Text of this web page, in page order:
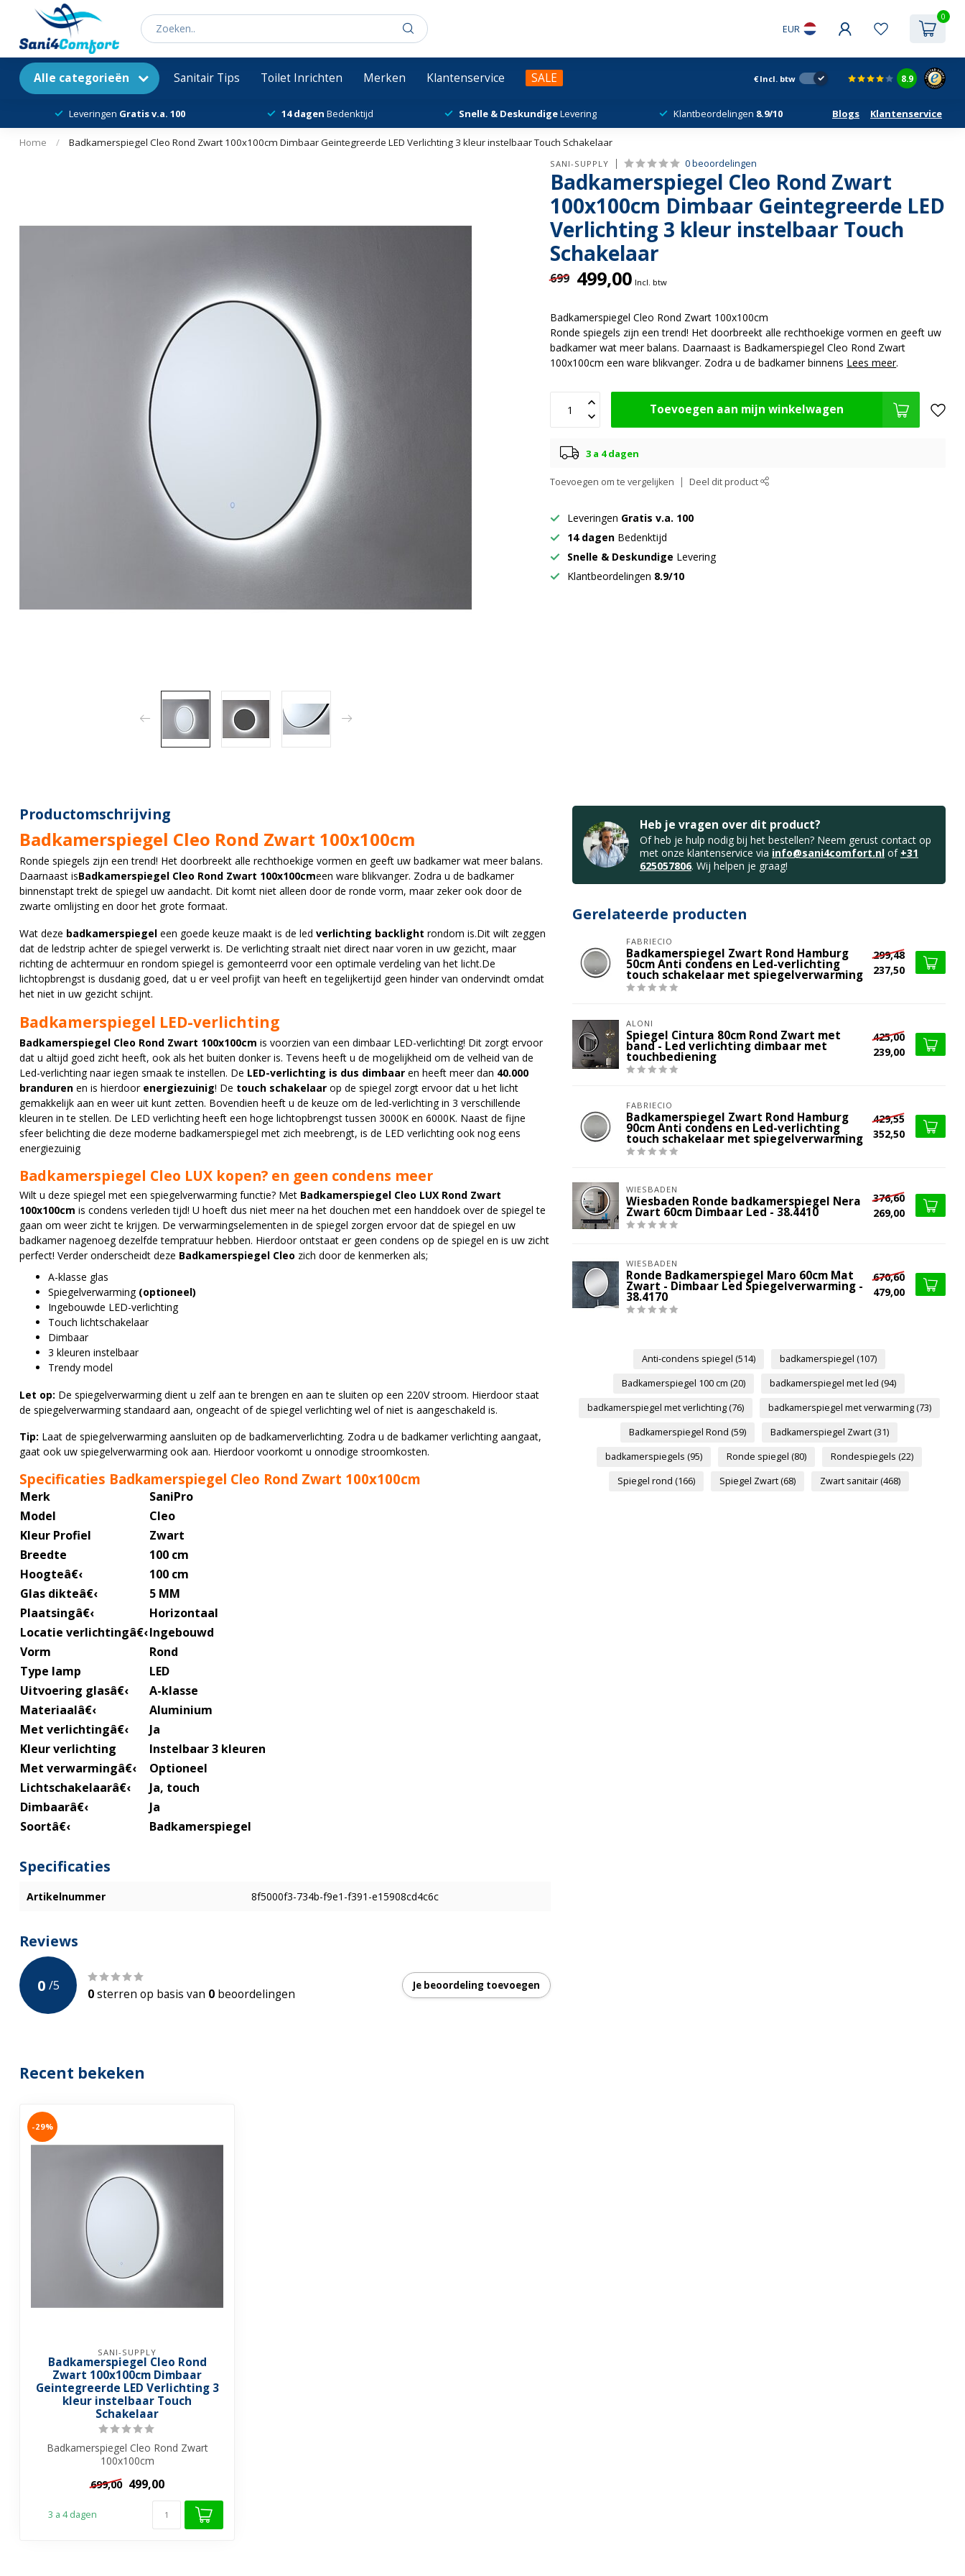
EUR
0
Alle categorieën Sanitair Tips Toilet Inrichten Merken Klantenservice SALE € Incl. btw 8.9
Leveringen Gratis v.a. 100 14 dagen Bedenktijd Snelle & DeskundigeLevering Klantbeordelingen 8.9/10 Blogs Klantenservice
Home / Badkamerspiegel Cleo Rond Zwart 100x100cm Dimbaar Geintegreerde LED Verlichting 3 kleur instelbaar Touch Schakelaar
SANI-SUPPLY 0 beoordelingen
Badkamerspiegel Cleo Rond Zwart
100x100cm Dimbaar Geintegreerde LED
Verlichting 3 kleur instelbaar Touch
Schakelaar
699 499,00 Incl. btw
Badkamerspiegel Cleo Rond Zwart 100x100cm
Ronde spiegels zijn een trend! Het doorbreekt alle rechthoekige vormen en geeft uw
badkamer wat meer balans. Daarnaast is Badkamerspiegel Cleo Rond Zwart
100x100cm een ware blikvanger. Zodra u de badkamer binnens Lees meer.
Toevoegen aan mijn winkelwagen
3 a 4 dagen
Toevoegen om te vergelijken Deel dit product
Leveringen Gratis v.a. 100
14 dagen Bedenktijd
Snelle & Deskundige Levering
Klantbeordelingen 8.9/10
Productomschrijving
Badkamerspiegel Cleo Rond Zwart 100x100cm
Ronde spiegels zijn een trend! Het doorbreekt alle rechthoekige vormen en geeft uw badkamer wat meer balans.
Daarnaast isBadkamerspiegel Cleo Rond Zwart 100x100cmeen ware blikvanger. Zodra u de badkamer
binnenstapt trekt de spiegel uw aandacht. Dit komt niet alleen door de ronde vorm, maar zeker ook door de
zwarte omlijsting en door het grote formaat.
Wat deze badkamerspiegel een goede keuze maakt is de led verlichting backlight rondom is.Dit wilt zeggen
dat de ledstrip achter de spiegel verwerkt is. De verlichting straalt niet direct naar voren in uw gezicht, maar
richting de achtermuur en rondom spiegel is gemonteerrd voor een optimale verdeling van het licht.De
lichtopbrengst is dusdanig goed, dat u er veel profijt van heeft en tegelijkertijd geen hinder van ondervindt omdat
het niet in uw gezicht schijnt.
Badkamerspiegel LED-verlichting
Badkamerspiegel Cleo Rond Zwart 100x100cm is voorzien van een dimbaar LED-verlichting! Dit zorgt ervoor
dat u altijd goed zicht heeft, ook als het buiten donker is. Tevens heeft u de mogelijkheid om de velheid van de
Led-verlichting naar iegen smaak te instellen. De LED-verlichting is dus dimbaar en heeft meer dan 40.000
branduren en is hierdoor energiezuinig! De touch schakelaar op de spiegel zorgt ervoor dat u het licht
gemakkelijk aan en weer uit kunt zetten. Bovendien heeft u de keuze om de led-verlichting in 3 verschillende
kleuren in te stellen. De LED verlichting heeft een hoge lichtopbrengst tussen 3000K en 6000K. Naast de fijne
sfeer belichting die deze moderne badkamerspiegel met zich meebrengt, is de LED verlichting ook nog eens
energiezuinig
Badkamerspiegel Cleo LUX kopen? en geen condens meer
Wilt u deze spiegel met een spiegelverwarming functie? Met Badkamerspiegel Cleo LUX Rond Zwart
100x100cm is condens verleden tijd! U hoeft dus niet meer na het douchen met een handdoek over de spiegel te
gaan om weer zicht te krijgen. De verwarmingselementen in de spiegel zorgen ervoor dat de spiegel en uw
badkamer nagenoeg dezelfde tempratuur hebben. Hierdoor ontstaat er geen condens op de spiegel en is uw zicht
perfect! Verder onderscheidt deze Badkamerspiegel Cleo zich door de kenmerken als;
A-klasse glas
Spiegelverwarming (optioneel)
Ingebouwde LED-verlichting
Touch lichtschakelaar
Dimbaar
3 kleuren instelbaar
Trendy model
Let op: De spiegelverwarming dient u zelf aan te brengen en aan te sluiten op een 220V stroom. Hierdoor staat
de spiegelverwarming standaard aan, ongeacht of de spiegel verlichting wel of niet is aangeschakeld is.
Tip: Laat de spiegelverwarming aansluiten op de badkamerverlichting. Zodra u de badkamer verlichting aangaat,
gaat ook uw spiegelverwarming ook aan. Hierdoor voorkomt u onnodige stroomkosten.
Specificaties Badkamerspiegel Cleo Rond Zwart 100x100cm
Merk
SaniPro
Model
Cleo
Kleur Profiel
Zwart
Breedte
100 cm
Hoogteâ€‹
100 cm
Glas dikteâ€‹
5 MM
Plaatsingâ€‹
Horizontaal
Locatie verlichtingâ€‹Ingebouwd
Vorm
Rond
Type lamp
LED
Uitvoering glasâ€‹
A-klasse
Materiaalâ€‹
Aluminium
Met verlichtingâ€‹
Ja
Kleur verlichting
Instelbaar 3 kleuren
Met verwarmingâ€‹
Optioneel
Lichtschakelaarâ€‹
Ja, touch
Dimbaarâ€‹
Ja
Soortâ€‹ Badkamerspiegel
Specificaties
Artikelnummer 8f5000f3-734b-f9e1-f391-e15908cd4c6c
Reviews
0 /5
0sterren op basis van 0 beoordelingen
Je beoordeling toevoegen
Heb je vragen over dit product?
Of heb je hulp nodig bij het bestellen? Neem gerust contact op
met onze klantenservice via info@sani4comfort.nl of +31
625057806. Wij helpen je graag!
Gerelateerde producten
FABRIECIO
Badkamerspiegel Zwart Rond Hamburg
50cm Anti condens en Led-verlichting
touch schakelaar met spiegelverwarming
299,48
237,50
ALONI
Spiegel Cintura 80cm Rond Zwart met
band - Led verlichting dimbaar met
touchbediening
425,00
239,00
FABRIECIO
Badkamerspiegel Zwart Rond Hamburg
90cm Anti condens en Led-verlichting
touch schakelaar met spiegelverwarming
429,55
352,50
WIESBADEN
Wiesbaden Ronde badkamerspiegel Nera
Zwart 60cm Dimbaar Led - 38.4410
376,60
269,00
WIESBADEN
Ronde Badkamerspiegel Maro 60cm Mat
Zwart - Dimbaar Led Spiegelverwarming -
38.4170
670,60
479,00
Anti-condens spiegel (514) badkamerspiegel (107)
Badkamerspiegel 100 cm (20) badkamerspiegel met led (94)
badkamerspiegel met verlichting(76) badkamerspiegel met verwarming(73)
Badkamerspiegel Rond (59) Badkamerspiegel Zwart(31)
badkamerspiegels (95) Ronde spiegel (80) Rondespiegels (22)
Spiegel rond (166) Spiegel Zwart(68) Zwart sanitair(468)
Recent bekeken
-29%
SANI-SUPPLY
Badkamerspiegel Cleo Rond
Zwart 100x100cm Dimbaar
Geintegreerde LED Verlichting 3
kleur instelbaar Touch
Schakelaar
Badkamerspiegel Cleo Rond Zwart
100x100cm
699,00 499,00
3 a 4 dagen